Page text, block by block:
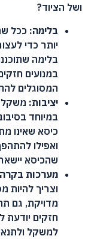
ושל הציוד?
בלימה: ככל
יותר כדי
בלימה
במנועים
המסוגלים
יציבות: משקל
במיוחד
כיסא שאינו
ואפילו
שהכיסא
מערכות
וצריך להיות
מדויקת, גם
חזקים יודעת
למשקל